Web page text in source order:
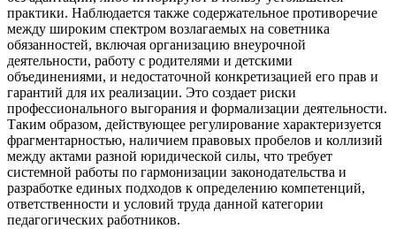
практики. Наблюдается также содержательное противоречие
между широким спектром возлагаемых на советника
обязанностей, включая организацию внеурочной
деятельности, работу с родителями и детскими
объединениями, и недостаточной конкретизацией его прав и
гарантий для их реализации. Это создает риски
профессионального выгорания и формализации деятельности.
Таким образом, действующее регулирование характеризуется
фрагментарностью, наличием правовых пробелов и коллизий
между актами разной юридической силы, что требует
системной работы по гармонизации законодательства и
разработке единых подходов к определению компетенций,
ответственности и условий труда данной категории
педагогических работников.